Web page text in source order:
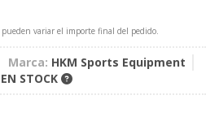
pueden variar el importe final del pedido.
Marca: HKM Sports Equipment
EN STOCK